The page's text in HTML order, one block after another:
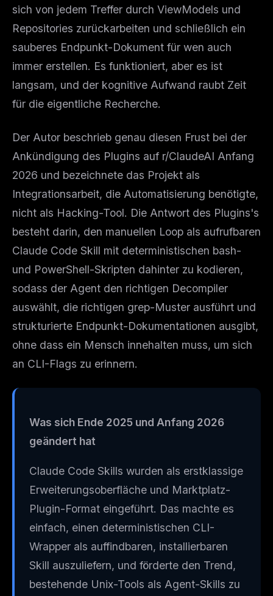
sich von jedem Treffer durch ViewModels und
Repositories zurückarbeiten und schließlich ein
sauberes Endpunkt-Dokument für wen auch
immer erstellen. Es funktioniert, aber es ist
langsam, und der kognitive Aufwand raubt Zeit
für die eigentliche Recherche.
Der Autor beschrieb genau diesen Frust bei der
Ankündigung des Plugins auf r/ClaudeAI Anfang
2026 und bezeichnete das Projekt als
Integrationsarbeit, die Automatisierung benötigte,
nicht als Hacking-Tool. Die Antwort des Plugins's
besteht darin, den manuellen Loop als aufrufbaren
Claude Code Skill mit deterministischen bash-
und PowerShell-Skripten dahinter zu kodieren,
sodass der Agent den richtigen Decompiler
auswählt, die richtigen grep-Muster ausführt und
strukturierte Endpunkt-Dokumentationen ausgibt,
ohne dass ein Mensch innehalten muss, um sich
an CLI-Flags zu erinnern.
Was sich Ende 2025 und Anfang 2026
geändert hat
Claude Code Skills wurden als erstklassige
Erweiterungsoberfläche und Marktplatz-
Plugin-Format eingeführt. Das machte es
einfach, einen deterministischen CLI-
Wrapper als auffindbaren, installierbaren
Skill auszuliefern, und förderte den Trend,
bestehende Unix-Tools als Agent-Skills zu